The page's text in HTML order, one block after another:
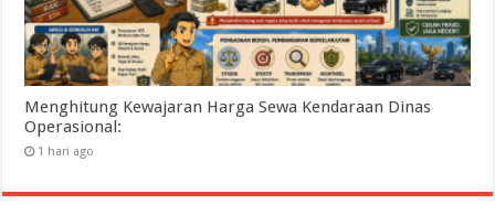
Menghitung Kewajaran Harga Sewa Kendaraan Dinas
Operasional:
1 hari ago